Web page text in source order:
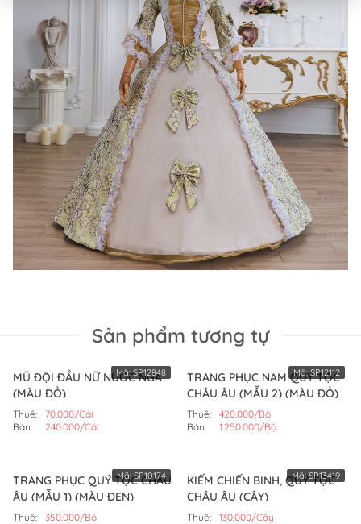
Sản phẩm tương tự
MŨ ĐỘI ĐẦU NỮ NƯỚC NGA
(MÀU ĐỎ)
Thuê:
70.000/Cái
Bán:
240.000/Cái
Mã:SP12848
TRANG PHỤC NAM QUÝ TỘC
CHÂU ÂU (MẪU 2) (MÀU ĐỎ)
Thuê:
420.000/Bộ
Bán:
1.250.000/Bộ
Mã:SP12112
TRANG PHỤC QUÝ TỘC CHÂU
ÂU (MẪU 1) (MÀU ĐEN)
Thuê:
350.000/Bộ
Mã:SP10174
KIẾM CHIẾN BINH, QUÝ TỘC
CHÂU ÂU (CÂY)
Thuê:
130.000/Cây
Mã:SP13419